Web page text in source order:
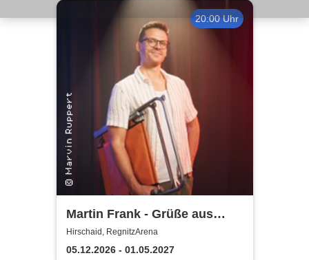
20:00 Uhr
Martin Frank - Grüße aus
Allegro Süd
Hirschaid, RegnitzArena
05.12.2026 - 01.05.2027